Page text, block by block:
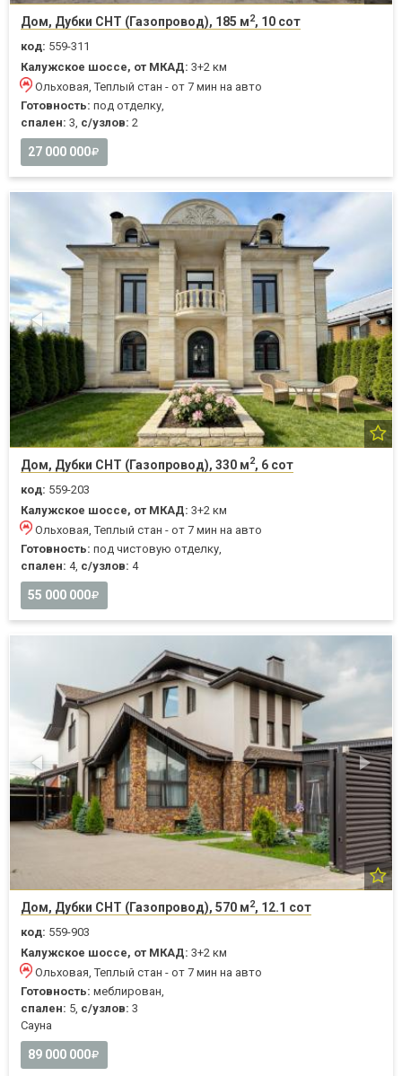
Дом, Дубки СНТ (Газопровод), 185 м2, 10 сот
код: 559-311
Калужское шоссе, от МКАД: 3+2 км
Ольховая, Теплый стан - от 7 мин на авто
Готовность: под отделку,
спален: 3, с/узлов: 2
27 000 000
Дом, Дубки СНТ (Газопровод), 330 м2, 6 сот
код: 559-203
Калужское шоссе, от МКАД: 3+2 км
Ольховая, Теплый стан - от 7 мин на авто
Готовность: под чистовую отделку,
спален: 4, с/узлов: 4
55 000 000
Дом, Дубки СНТ (Газопровод), 570 м2, 12.1 сот
код: 559-903
Калужское шоссе, от МКАД: 3+2 км
Ольховая, Теплый стан - от 7 мин на авто
Готовность: меблирован,
спален: 5, с/узлов: 3
Cауна
89 000 000